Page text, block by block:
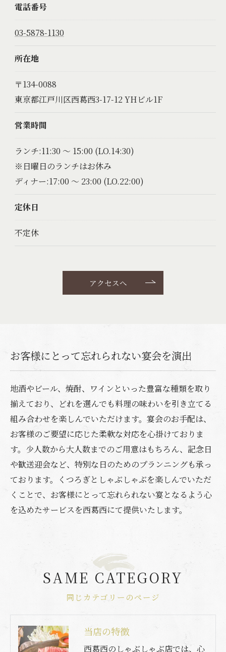
電話番号
03-5878-1130
所在地
〒134-0088
東京都江戸川区西葛西3-17-12 YHビル1F
営業時間
ランチ:11:30 ～ 15:00 (LO.14:30)
※日曜日のランチはお休み
ディナー:17:00 ～ 23:00 (LO.22:00)
定休日
不定休
アクセスへ
お客様にとって忘れられない宴会を演出
地酒やビール、焼酎、ワインといった豊富な種類を取り
揃えており、どれを選んでも料理の味わいを引き立てる
組み合わせを楽しんでいただけます。宴会のお手配は、
お客様のご要望に応じた柔軟な対応を心掛けておりま
す。少人数から大人数までのご用意はもちろん、記念日
や歓送迎会など、特別な日のためのプランニングも承っ
ております。くつろぎとしゃぶしゃぶを楽しんでいただ
くことで、お客様にとって忘れられない宴となるよう心
を込めたサービスを西葛西にて提供いたします。
同じカテゴリーのページ
SAME CATEGORY
当店の特徴
西葛西のしゃぶしゃぶ店では、心